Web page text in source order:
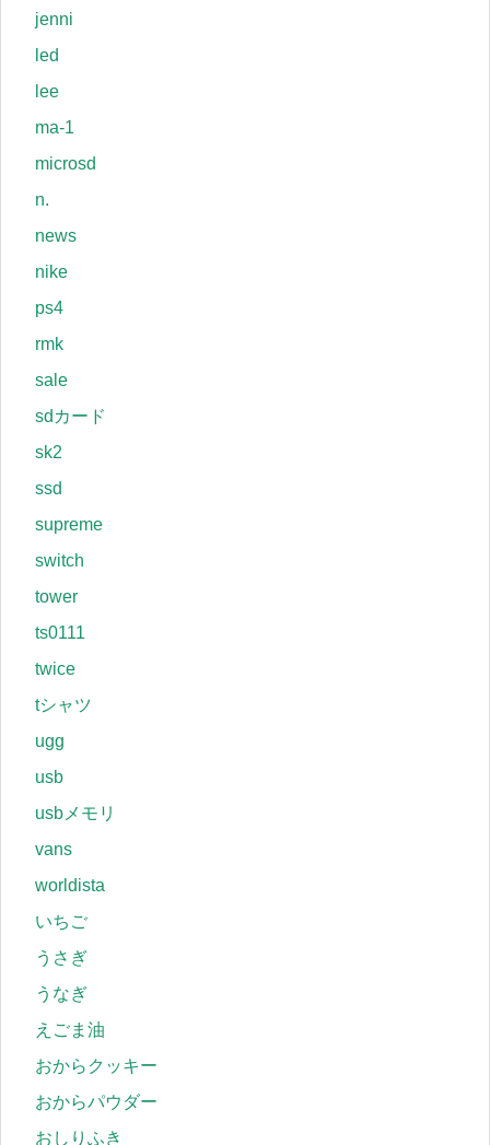
jenni
led
lee
ma-1
microsd
n.
news
nike
ps4
rmk
sale
sdカード
sk2
ssd
supreme
switch
tower
ts0111
twice
tシャツ
ugg
usb
usbメモリ
vans
worldista
いちご
うさぎ
うなぎ
えごま油
おからクッキー
おからパウダー
おしりふき